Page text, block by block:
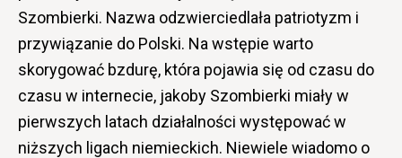
Szombierki. Nazwa odzwierciedlała patriotyzm i
przywiązanie do Polski. Na wstępie warto
skorygować bzdurę, która pojawia się od czasu do
czasu w internecie, jakoby Szombierki miały w
pierwszych latach działalności występować w
niższych ligach niemieckich. Niewiele wiadomo o